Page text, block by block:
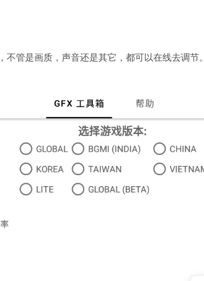
管是画质，声音还是其它，都可以在线去调节。